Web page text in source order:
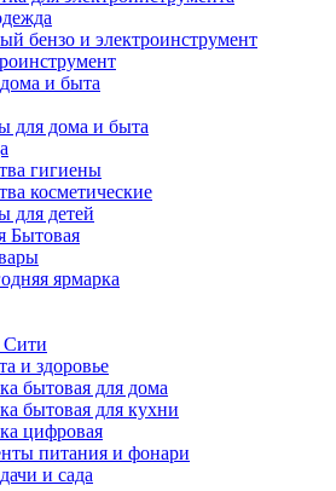
бензо и электроинструмент
и быта
для дома и быта
гигиены
косметические
для детей
Бытовая
ярмарка
Сити
и здоровье
бытовая для дома
бытовая для кухни
цифровая
питания и фонари
и сада